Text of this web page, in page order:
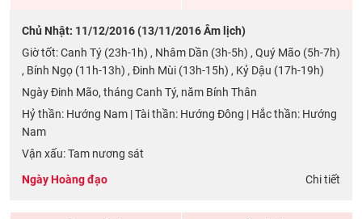
Chủ Nhật: 11/12/2016 (13/11/2016 Âm lịch)
Giờ tốt: Canh Tý (23h-1h) , Nhâm Dần (3h-5h) , Quý Mão (5h-7h)
, Bính Ngọ (11h-13h) , Đinh Mùi (13h-15h) , Kỷ Dậu (17h-19h)
Ngày Đinh Mão, tháng Canh Tý, năm Bính Thân
Hỷ thần: Hướng Nam | Tài thần: Hướng Đông | Hắc thần: Hướng
Nam
Vận xấu: Tam nương sát
Ngày Hoàng đạo
Chi tiết